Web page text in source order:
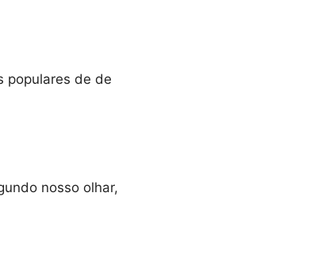
populares de de
nosso olhar,